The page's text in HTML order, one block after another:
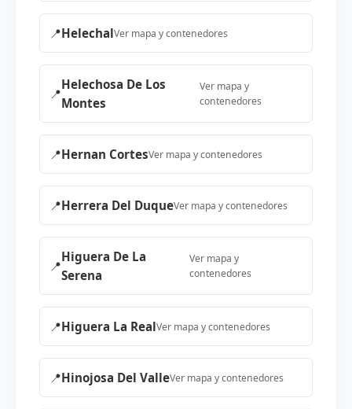
📍HelechalVer mapa y contenedores
📍
Helechosa De Los
Montes
Ver mapa y
contenedores
📍Hernan CortesVer mapa y contenedores
📍Herrera Del DuqueVer mapa y contenedores
📍
Higuera De La
Serena
Ver mapa y
contenedores
📍Higuera La RealVer mapa y contenedores
📍Hinojosa Del ValleVer mapa y contenedores